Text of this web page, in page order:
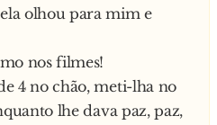
olhou para mim e
nos filmes!
4 no chão, meti-lha no
lhe dava paz, paz,